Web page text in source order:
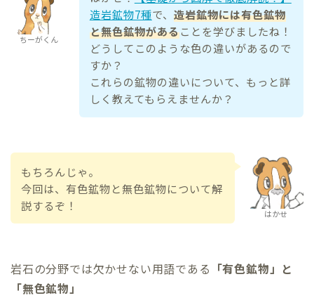
ちーがくん
造岩鉱物7種で、 造岩鉱物には有色鉱物
と無色鉱物があることを学びましたね！
どうしてこのような色の違いがあるので
すか？
これらの鉱物の違いについて、もっと詳
しく教えてもらえませんか？
はかせ
もちろんじゃ。
今回は、有色鉱物と無色鉱物について解
説するぞ！
岩石の分野では欠かせない用語である 「有色鉱物」と
「無色鉱物」